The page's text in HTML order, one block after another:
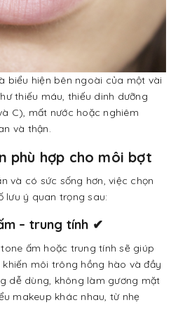
biểu hiện bên ngoài của một vài
thiếu máu, thiếu dinh dưỡng
C), mất nước hoặc nghiêm
và thận.
phù hợp cho môi bợt
và có sức sống hơn, việc chọn
lưu ý quan trọng sau:
– trung tính ✔
ấm hoặc trung tính sẽ giúp
môi trông hồng hào và đầy
dễ dùng, không làm gương mặt
makeup khác nhau, từ nhẹ